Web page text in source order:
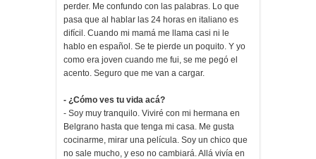
perder. Me confundo con las palabras. Lo que
pasa que al hablar las 24 horas en italiano es
difícil. Cuando mi mamá me llama casi ni le
hablo en español. Se te pierde un poquito. Y yo
como era joven cuando me fui, se me pegó el
acento. Seguro que me van a cargar.
- ¿Cómo ves tu vida acá?
- Soy muy tranquilo. Viviré con mi hermana en
Belgrano hasta que tenga mi casa. Me gusta
cocinarme, mirar una película. Soy un chico que
no sale mucho, y eso no cambiará. Allá vivía en